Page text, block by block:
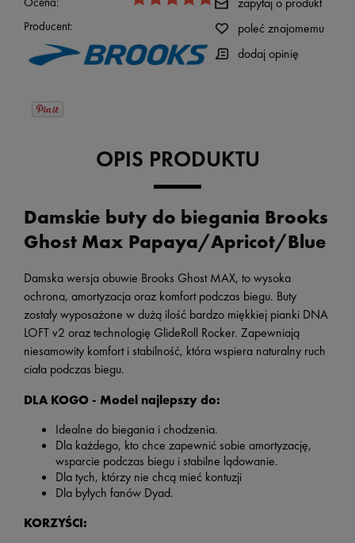
Producent:
poleć znajomemu
dodaj opinię
OPIS PRODUKTU
Damskie buty do biegania Brooks
Ghost Max Papaya/Apricot/Blue
Damska wersja obuwie Brooks Ghost MAX, to wysoka
ochrona, amortyzacja oraz komfort podczas biegu. Buty
zostały wyposażone w dużą ilość bardzo miękkiej pianki DNA
LOFT v2 oraz technologię GlideRoll Rocker. Zapewniają
niesamowity komfort istabilność, którawspiera naturalny ruch
ciała podczas biegu.
DLA KOGO - Model najlepszy do:
Idealne do biegania i chodzenia.
Dla każdego, kto chce zapewnić sobie amortyzację,
wsparcie podczas biegu i stabilne lądowanie.
Dla tych, którzy nie chcą mieć kontuzji
Dla byłych fanów Dyad.
KORZYŚCI: